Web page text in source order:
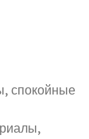
спокойные